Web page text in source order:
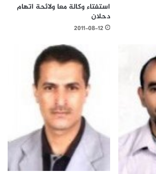
استفتاء وكالة معا ولائحة اتهام
دحلان
2011-08-12